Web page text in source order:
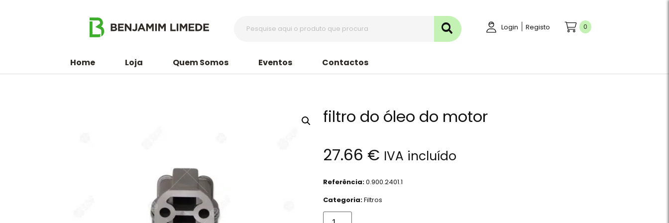
Login Registo 0
Home Loja Quem Somos Eventos Contactos
filtro do óleo do motor
27.66 € IVA incluído
Referência:0.900.2401.1
Categoria:Filtros